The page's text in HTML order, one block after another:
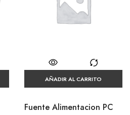
AÑADIR AL CARRITO
Fuente Alimentacion PC